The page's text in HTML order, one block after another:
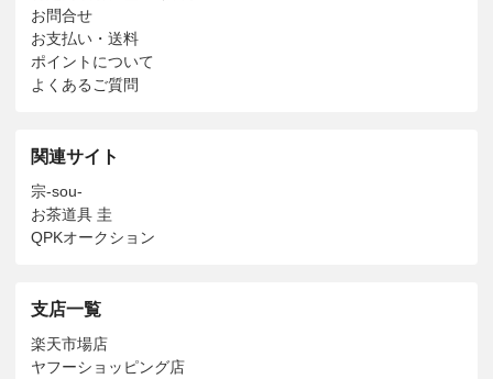
お問合せ
お支払い・送料
ポイントについて
よくあるご質問
関連サイト
宗-sou-
お茶道具 圭
QPKオークション
支店一覧
楽天市場店
ヤフーショッピング店